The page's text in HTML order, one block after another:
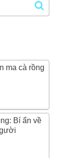
ma cà rồng
Bí ẩn về